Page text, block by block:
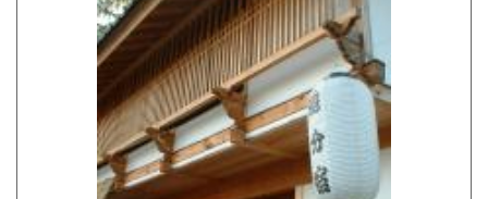
220円 大分県
220円 鹿児島県
220円